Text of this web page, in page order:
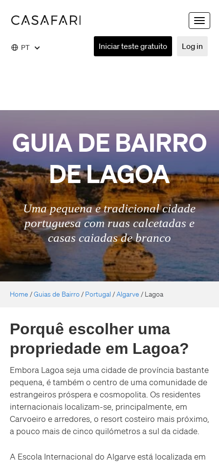
Toggle
PT Log in
Iniciar teste gratuito
GUIA DE BAIRRO
DE LAGOA
Uma pequena e tradicional cidade
portuguesa com ruas calcetadas e
casas caiadas de branco
Home /Guias de Bairro/ Portugal /Algarve / Lagoa
Porquê escolher uma
propriedade em Lagoa?
Embora Lagoa seja uma cidade de província bastante
pequena, é também o centro de uma comunidade de
estrangeiros próspera e cosmopolita. Os residentes
internacionais localizam-se, principalmente, em
Carvoeiro e arredores, o resort costeiro mais próximo,
a pouco mais de cinco quilómetros a sul da cidade.
A Escola Internacional do Algarve está localizada em